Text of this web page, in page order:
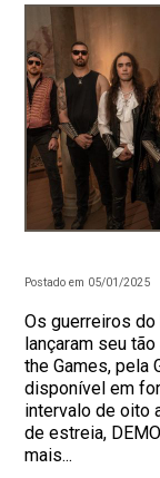
Postado em 05/01/2025
Os guerreiros do
lançaram seu
the Games, pela
disponível em
intervalo de oito
de estreia,
mais...